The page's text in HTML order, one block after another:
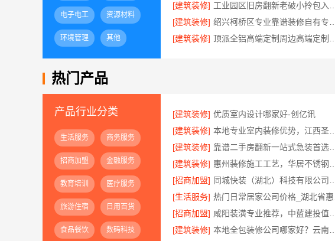
电子电工 资源材料
环境管理 其他
[建筑装修]
[建筑装修]
[建筑装修]
热门产品
产品行业分类
生活服务 商务服务
招商加盟 金融服务
教育培训 医疗服务
旅游住宿 日用百货
食品餐饮 数码科技
[建筑装修] 优质室内设计哪家好-创亿讯
[建筑装修]
[建筑装修]
[建筑装修]
[招商加盟]
[生活服务]
[招商加盟]
[建筑装修]